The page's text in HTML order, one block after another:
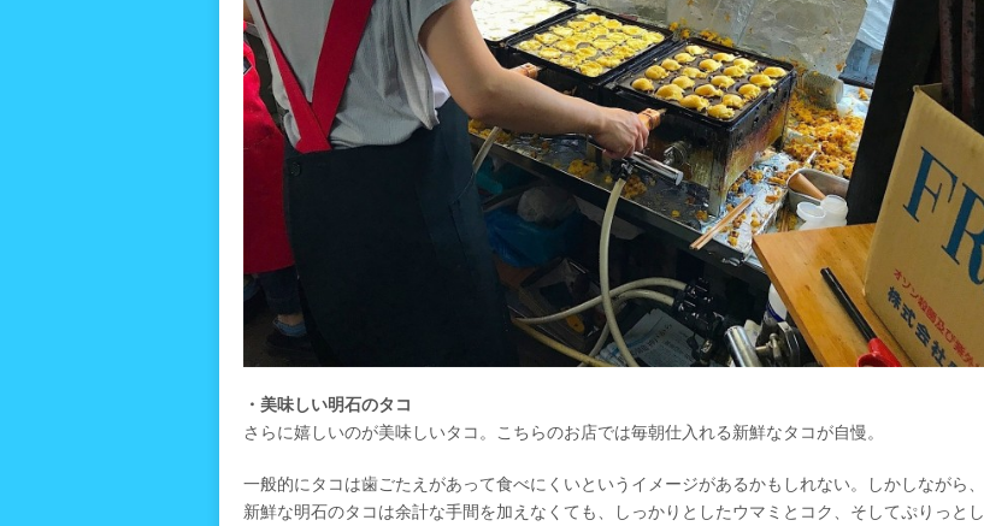
・美味しい明石のタコ
さらに嬉しいのが美味しいタコ。こちらのお店では毎朝仕入れる新鮮なタコが自慢。
一般的にタコは歯ごたえがあって食べにくいというイメージがあるかもしれない。しかしながら、
新鮮な明石のタコは余計な手間を加えなくても、しっかりとしたウマミとコク、そしてぷりっとし